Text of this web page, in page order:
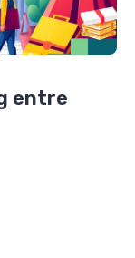
entre